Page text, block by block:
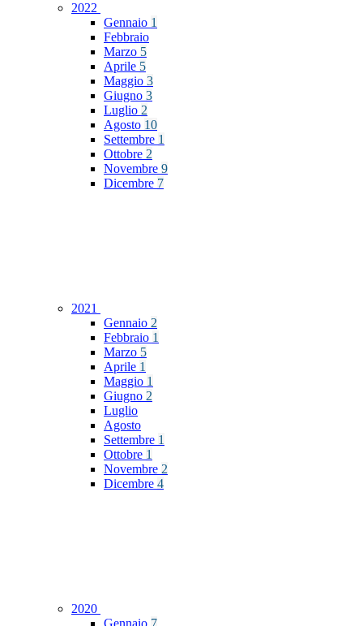
2022
Gennaio 1
Febbraio
Marzo 5
Aprile 5
Maggio 3
Giugno 3
Luglio 2
Agosto 10
Settembre 1
Ottobre 2
Novembre 9
Dicembre 7
2021
Gennaio 2
Febbraio 1
Marzo 5
Aprile 1
Maggio 1
Giugno 2
Luglio
Agosto
Settembre 1
Ottobre 1
Novembre 2
Dicembre 4
2020